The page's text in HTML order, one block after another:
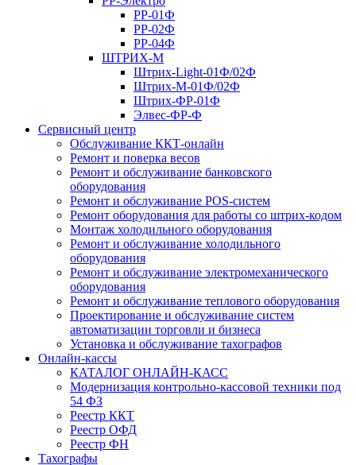
РР-01Ф
РР-02Ф
РР-04Ф
ШТРИХ-М
Штрих-Light-01Ф/02Ф
Штрих-М-01Ф/02Ф
Штрих-ФР-01Ф
Элвес-ФР-Ф
Сервисный центр
Обслуживание ККТ-онлайн
Ремонт и поверка весов
Ремонт и обслуживание банковского
оборудования
Ремонт и обслуживание POS-систем
Ремонт оборудования для работы со штрих-кодом
Монтаж холодильного оборудования
Ремонт и обслуживание холодильного
оборудования
Ремонт и обслуживание электромеханического
оборудования
Ремонт и обслуживание теплового оборудования
Проектирование и обслуживание систем
автоматизации торговли и бизнеса
Установка и обслуживание тахографов
Онлайн-кассы
КАТАЛОГ ОНЛАЙН-КАСС
Модернизация контрольно-кассовой техники под
54 ФЗ
Реестр ККТ
Реестр ОФД
Реестр ФН
Тахографы